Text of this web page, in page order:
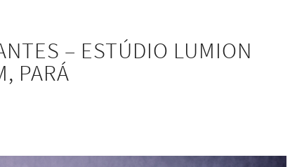
– ESTÚDIO LUMION
PARÁ